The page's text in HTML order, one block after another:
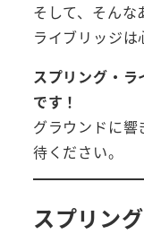
そして、そんな
ライブリッジは
スプリング・
です！
グラウンドに
待ください。
スプリン